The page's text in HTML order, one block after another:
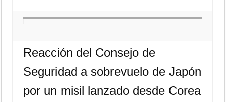
Reacción del Consejo de
Seguridad a sobrevuelo de Japón
por un misil lanzado desde Corea